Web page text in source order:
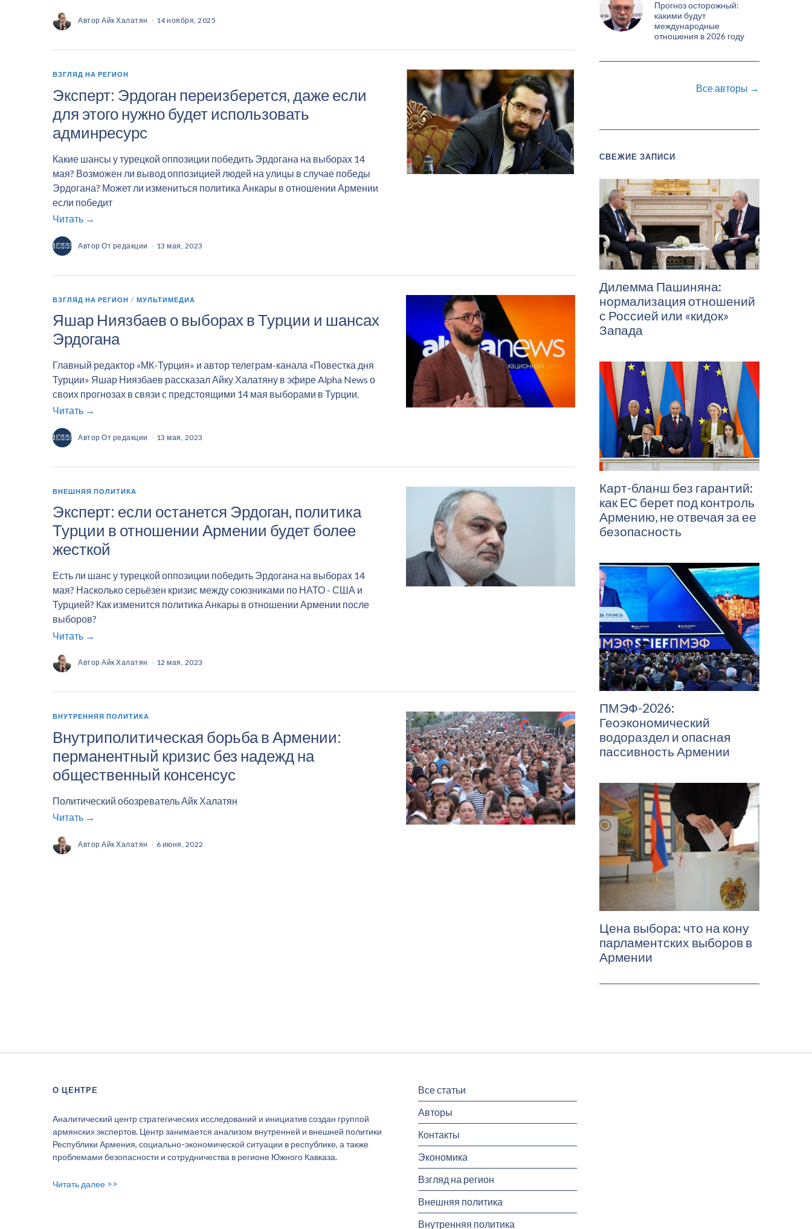
Автор Айк Халатян 14 ноября, 2025
ВЗГЛЯД НА РЕГИОН
Эксперт: Эрдоган переизберется, даже если
для этого нужно будет использовать
админресурс
Какие шансы у турецкой оппозиции победить Эрдогана на выборах 14
мая? Возможен ли вывод оппозицией людей на улицы в случае победы
Эрдогана? Может ли измениться политика Анкары в отношении Армении
если победит
Читать →
Автор От редакции 13 мая, 2023
ВЗГЛЯД НА РЕГИОН / МУЛЬТИМЕДИА
Яшар Ниязбаев о выборах в Турции и шансах
Эрдогана
Главный редактор «МК-Турция» и автор телеграм-канала «Повестка дня
Турции» Яшар Ниязбаев рассказал Айку Халатяну в эфире Alpha News о
своих прогнозах в связи с предстоящими 14 мая выборами в Турции.
Читать →
Автор От редакции 13 мая, 2023
ВНЕШНЯЯ ПОЛИТИКА
Эксперт: если останется Эрдоган, политика
Турции в отношении Армении будет более
жесткой
Есть ли шанс у турецкой оппозиции победить Эрдогана на выборах 14
мая? Насколько серьёзен кризис между союзниками по НАТО - США и
Турцией? Как изменится политика Анкары в отношении Армении после
выборов?
Читать →
Автор Айк Халатян 12 мая, 2023
ВНУТРЕННЯЯ ПОЛИТИКА
Внутриполитическая борьба в Армении:
перманентный кризис без надежд на
общественный консенсус
Политический обозреватель Айк Халатян
Читать →
Автор Айк Халатян 6 июня, 2022
Прогноз осторожный:
какими будут
международные
отношения в 2026 году
Все авторы →
СВЕЖИЕ ЗАПИСИ
Дилемма Пашиняна:
нормализация отношений
с Россией или «кидок»
Запада
Карт-бланш без гарантий:
как ЕС берет под контроль
Армению, не отвечая за ее
безопасность
ПМЭФ-2026:
Геоэкономический
водораздел и опасная
пассивность Армении
Цена выбора: что на кону
парламентских выборов в
Армении
О ЦЕНТРЕ
Аналитический центр стратегических исследований и инициатив создан группой
армянских экспертов. Центр занимается анализом внутренней и внешней политики
Республики Армения, социально-экономической ситуации в республике, а также
проблемами безопасности и сотрудничества в регионе Южного Кавказа.
Читать далее >>
Все статьи
Авторы
Контакты
Экономика
Взгляд на регион
Внешняя политика
Внутренняя политика